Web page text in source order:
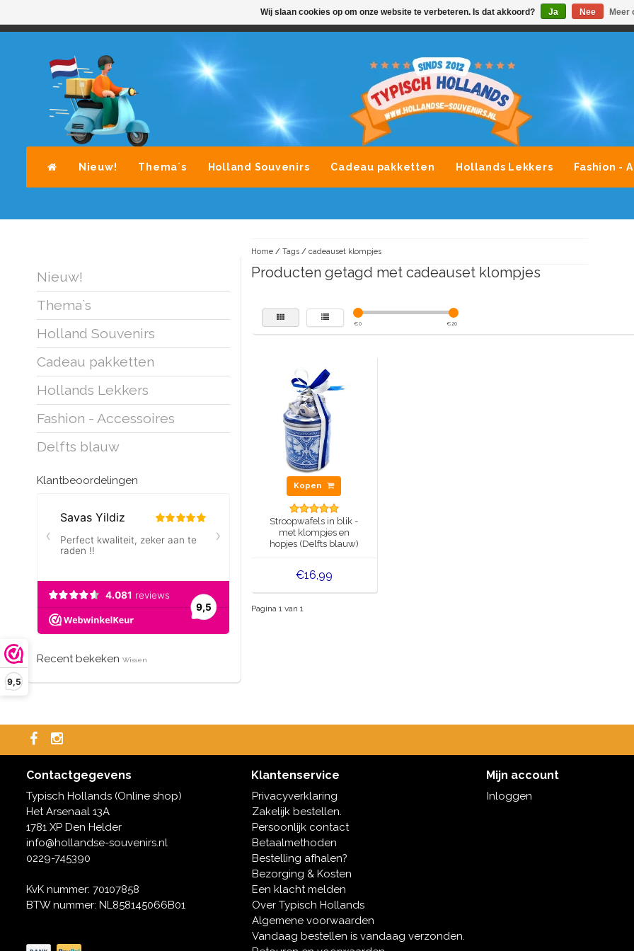
9,5
AVONDLEVERING MOGELIJK ALLE MERKEN SOUVENIRS
Nieuw! Thema`s Holland Souvenirs Cadeau pakketten Hollands Lekkers Fashion -
Nieuw!
Thema`s
Holland Souvenirs
Cadeau pakketten
Hollands Lekkers
Fashion - Accessoires
Delfts blauw
Klantbeoordelingen
Recent bekeken Wissen
Home/ Tags/ cadeauset klompjes
Producten getagd met cadeauset klompjes
€0 €20
Kopen
Stroopwafels in blik -
met klompjes en
hopjes (Delfts blauw)
€16,99
Pagina 1 van 1
Contactgegevens
Typisch Hollands (Online shop)
Het Arsenaal 13A
1781 XP Den Helder
info@hollandse-souvenirs.nl
0229-745390
KvK nummer: 70107858
BTW nummer: NL858145066B01
Klantenservice
Privacyverklaring
Zakelijk bestellen.
Persoonlijk contact
Betaalmethoden
Bestelling afhalen?
Bezorging & Kosten
Een klacht melden
Over Typisch Hollands
Algemene voorwaarden
Vandaag bestellen is vandaag verzonden.
Mijn account
Inloggen
Wij slaan cookies op om onze website te verbeteren. Is dat akkoord? Ja Nee Meer